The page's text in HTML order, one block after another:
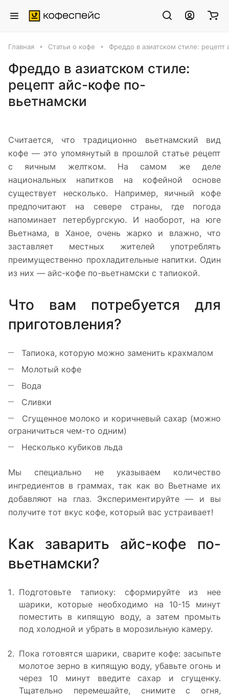
Главная Статьи о кофе Фреддо в азиатском стиле:
Фреддо в азиатском стиле:
рецепт айс-кофе по-
вьетнамски
Считается, что традиционно вьетнамский вид
кофе — это упомянутый в прошлой статье рецепт
с яичным желтком. На самом же деле
национальных напитков на кофейной основе
существует несколько. Например, яичный кофе
предпочитают на севере страны, где погода
напоминает петербургскую. И наоборот, на юге
Вьетнама, в Ханое, очень жарко и влажно, что
заставляет местных жителей употреблять
преимущественно прохладительные напитки. Один
из них — айс-кофе по-вьетнамски с тапиокой.
Что вам потребуется для
приготовления?
Тапиока, которую можно заменить крахмалом
Молотый кофе
Вода
Сливки
Сгущенное молоко и коричневый сахар (можно
ограничиться чем-то одним)
Несколько кубиков льда
Мы специально не указываем количество
ингредиентов в граммах, так как во Вьетнаме их
добавляют на глаз. Экспериментируйте — и вы
получите тот вкус кофе, который вас устраивает!
Как заварить айс-кофе по-
вьетнамски?
Подготовьте тапиоку: сформируйте из нее
шарики, которые необходимо на 10-15 минут
поместить в кипящую воду, а затем промыть
под холодной и убрать в морозильную камеру.
Пока готовятся шарики, сварите кофе: засыпьте
молотое зерно в кипящую воду, убавьте огонь и
через 10 минут введите сахар и сгущенку.
Тщательно перемешайте, снимите с огня,